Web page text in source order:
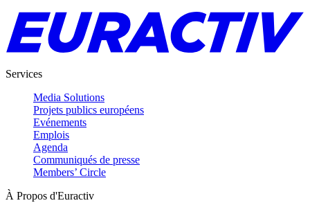
Services
Media Solutions
Projets publics européens
Evénements
Emplois
Agenda
Communiqués de presse
Members’ Circle
À Propos d'Euractiv